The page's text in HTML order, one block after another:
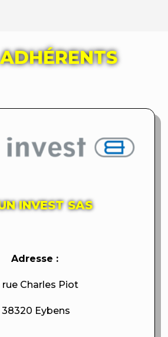
INVEST SAS
Adresse :
rue Charles Piot
38320 Eybens